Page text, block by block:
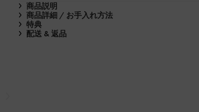
商品説明
商品詳細 / お手入れ方法
特典
配送 & 返品